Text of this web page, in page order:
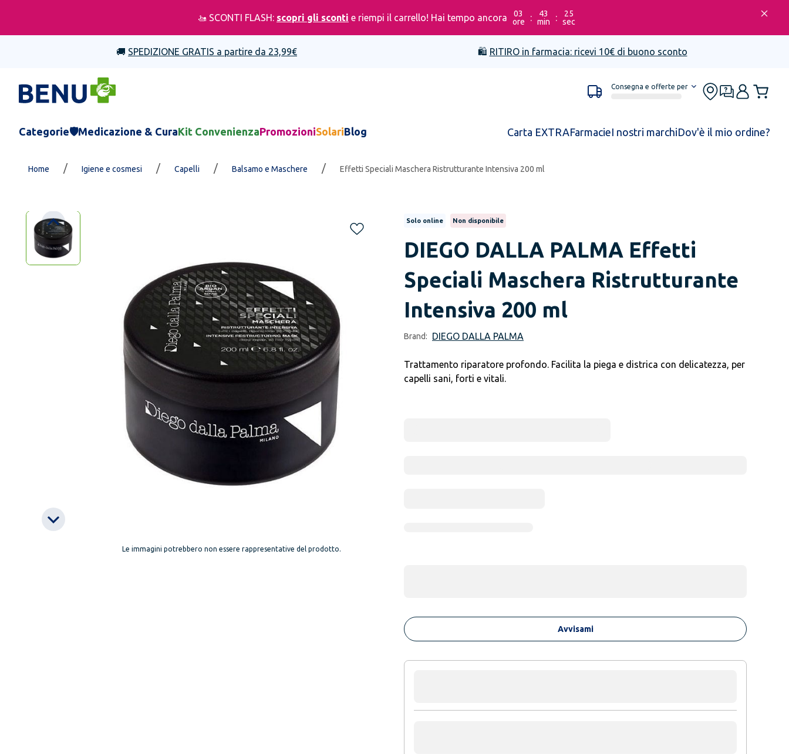
🚤 SCONTI FLASH: scopri gli sconti e riempi il carrello! Hai tempo ancora
03
ore
:
43
min
:
25
sec
🚚 SPEDIZIONE GRATIS a partire da 23,99€ 🛍️ RITIRO in farmacia: ricevi 10€ di buono sconto
Consegna e offerte per
Categorie🛡️Medicazione & CuraKit ConvenienzaPromozioniSolariBlog Carta EXTRAFarmacieI nostri marchiDov'è il mio ordine?
Home / Igiene e cosmesi / Capelli / Balsamo e Maschere / Effetti Speciali Maschera Ristrutturante Intensiva 200 ml
Le immagini potrebbero non essere rappresentative del prodotto.
Solo online Non disponibile
DIEGO DALLA PALMA Effetti
Speciali Maschera Ristrutturante
Intensiva 200 ml
Brand: DIEGO DALLA PALMA
Trattamento riparatore profondo. Facilita la piega e districa con delicatezza, per
capelli sani, forti e vitali.
Avvisami